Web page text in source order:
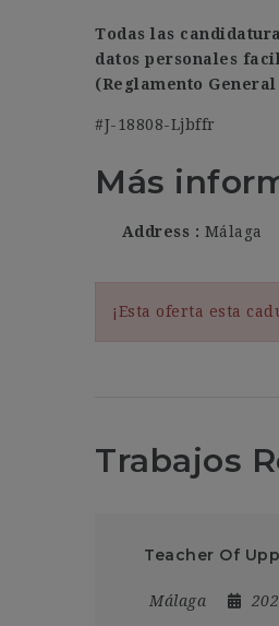
Todas las
datos personales
(Reglamento General
#J-18808-Ljbffr
Más
Address Málaga
¡Esta oferta esta
Trabajos
Teacher Of
Málaga